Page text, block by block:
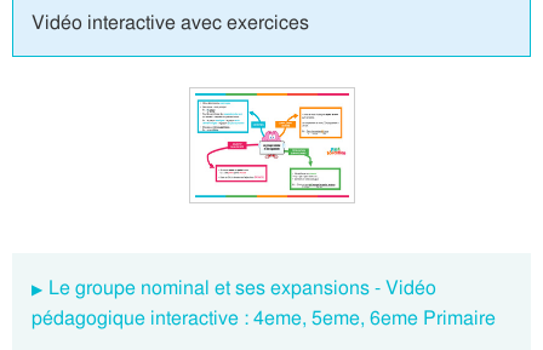
Vidéo interactive avec exercices
Le groupe nominal et ses expansions - Vidéo
pédagogique interactive : 4eme, 5eme, 6eme Primaire